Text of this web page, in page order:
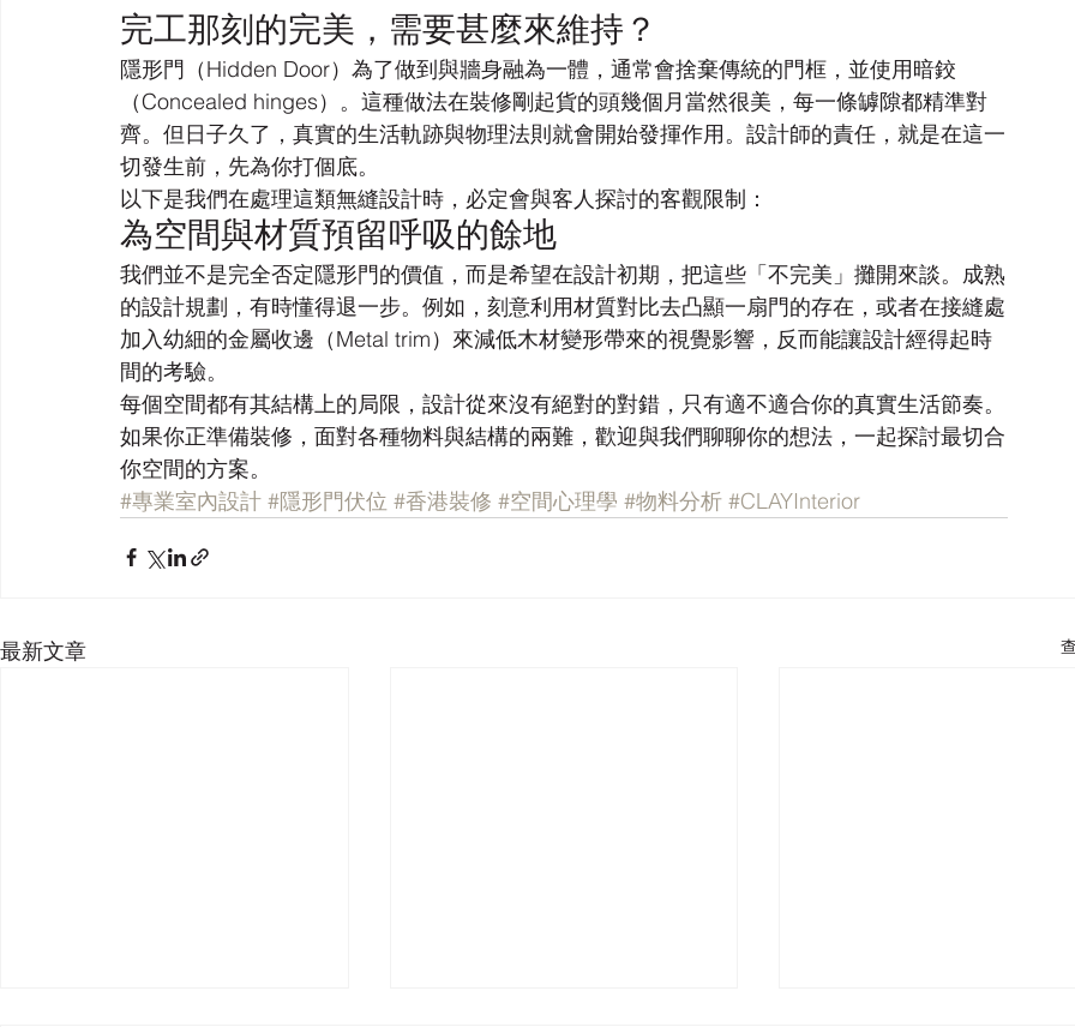
完工那刻的完美，需要甚麼來維持？
隱形門（Hidden Door）為了做到與牆身融為一體，通常會捨棄傳統的門框，並使用暗鉸
（Concealed hinges）。這種做法在裝修剛起貨的頭幾個月當然很美，每一條罅隙都精準對
齊。但日子久了，真實的生活軌跡與物理法則就會開始發揮作用。設計師的責任，就是在這一
切發生前，先為你打個底。
以下是我們在處理這類無縫設計時，必定會與客人探討的客觀限制：
為空間與材質預留呼吸的餘地
我們並不是完全否定隱形門的價值，而是希望在設計初期，把這些「不完美」攤開來談。成熟
的設計規劃，有時懂得退一步。例如，刻意利用材質對比去凸顯一扇門的存在，或者在接縫處
加入幼細的金屬收邊（Metal trim）來減低木材變形帶來的視覺影響，反而能讓設計經得起時
間的考驗。
每個空間都有其結構上的局限，設計從來沒有絕對的對錯，只有適不適合你的真實生活節奏。
如果你正準備裝修，面對各種物料與結構的兩難，歡迎與我們聊聊你的想法，一起探討最切合
你空間的方案。
#專業室內設計 #隱形門伏位 #香港裝修 #空間心理學 #物料分析 #CLAYInterior
最新文章